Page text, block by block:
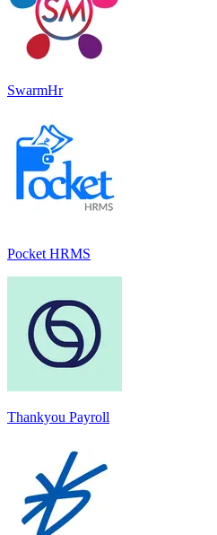
SwarmHr
Pocket HRMS
Thankyou Payroll